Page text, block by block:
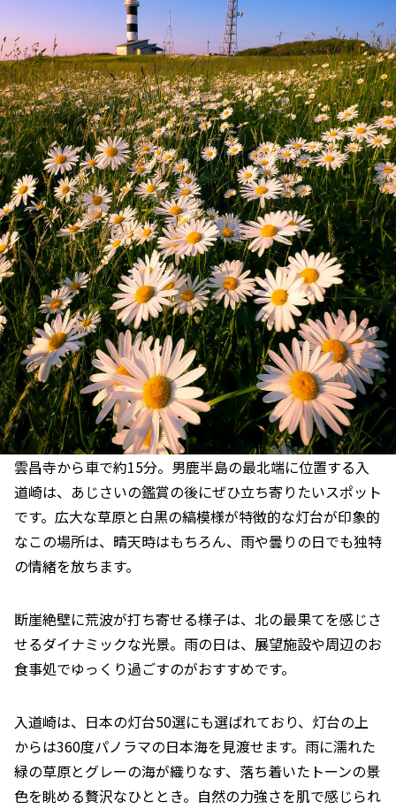
雲昌寺から車で約15分。男鹿半島の最北端に位置する入
道崎は、あじさいの鑑賞の後にぜひ立ち寄りたいスポット
です。広大な草原と白黒の縞模様が特徴的な灯台が印象的
なこの場所は、晴天時はもちろん、雨や曇りの日でも独特
の情緒を放ちます。
断崖絶壁に荒波が打ち寄せる様子は、北の最果てを感じさ
せるダイナミックな光景。雨の日は、展望施設や周辺のお
食事処でゆっくり過ごすのがおすすめです。
入道崎は、日本の灯台50選にも選ばれており、灯台の上
からは360度パノラマの日本海を見渡せます。雨に濡れた
緑の草原とグレーの海が織りなす、落ち着いたトーンの景
色を眺める贅沢なひととき。自然の力強さを肌で感じられ